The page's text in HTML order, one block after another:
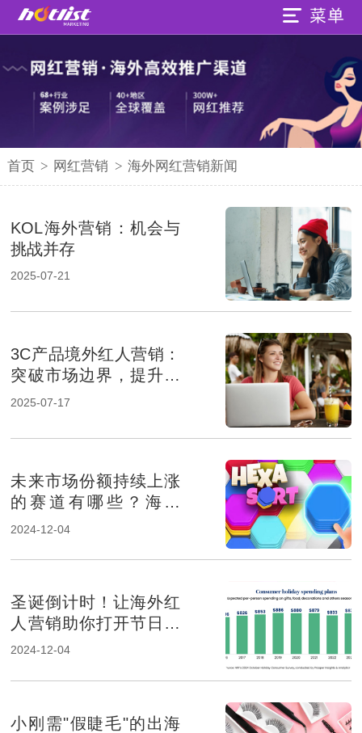
首页 > 网红营销 > 海外网红营销新闻
KOL海外营销：机会与
挑战并存
2025-07-21
3C产品境外红人营销：
突破市场边界，提升品
牌影响力
2025-07-17
未来市场份额持续上涨
的赛道有哪些？海外
KOL营销榜上有名
2024-12-04
圣诞倒计时！让海外红
人营销助你打开节日消
费市场！
2024-12-04
小刚需"假睫毛"的出海